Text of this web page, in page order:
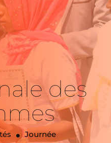
des
Journée